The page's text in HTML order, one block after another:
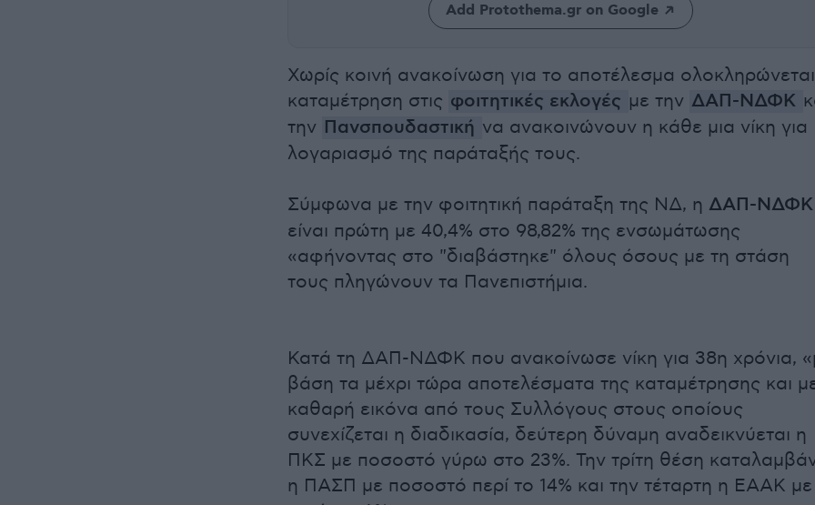
Add Protothema.gr on Google
Χωρίς κοινή ανακοίνωση για το αποτέλεσμα
καταμέτρηση στις φοιτητικές εκλογές με την ΔΑΠ-ΝΔΦΚ
την Πανσπουδαστική να ανακοινώνουν η κάθε μια νίκη για
λογαριασμό της παράταξής τους.
Σύμφωνα με την φοιτητική παράταξη της ΝΔ, η ΔΑΠ-ΝΔΦΚ
είναι πρώτη με 40,4% στο 98,82% της ενσωμάτωσης
«αφήνοντας στο "διαβάστηκε" όλους όσους με τη στάση
τους πληγώνουν τα Πανεπιστήμια.
Κατά τη ΔΑΠ-ΝΔΦΚ που ανακοίνωσε νίκη για 38η χρόνια,
βάση τα μέχρι τώρα αποτελέσματα της καταμέτρησης και
καθαρή εικόνα από τους Συλλόγους στους οποίους
συνεχίζεται η διαδικασία, δεύτερη δύναμη αναδεικνύεται η
ΠΚΣ με ποσοστό γύρω στο 23%. Την τρίτη θέση
η ΠΑΣΠ με ποσοστό περί το 14% και την τέταρτη η ΕΑΑΚ με